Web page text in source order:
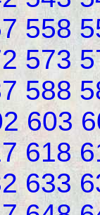
558
573
588
603
618
633